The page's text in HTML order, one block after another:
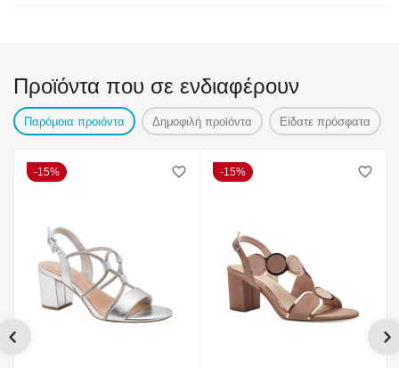
Προϊόντα που σε ενδιαφέρουν
Παρόμοια προιόντα Δημοφιλή προϊόντα Είδατε πρόσφατα
15% 15%